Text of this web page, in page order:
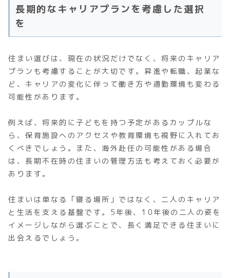
長期的なキャリアプランを考慮した選択
を
住まい選びは、現在の状況だけでなく、将来のキャリア
プランも考慮することが大切です。昇進や転職、起業な
ど、キャリアの変化に伴って働き方や通勤環境も変わる
可能性があります。
例えば、将来的に子どもを持つ予定があるカップルな
ら、保育施設へのアクセスや教育環境も視野に入れてお
くべきでしょう。また、海外赴任の可能性がある場合
は、長期不在時の住まいの管理方法も考えておく必要が
あります。
住まいは単なる「寝る場所」ではなく、二人のキャリア
と生活を支える基盤です。5年後、10年後の二人の姿を
イメージしながら選ぶことで、長く満足できる住まいに
出会えるでしょう。